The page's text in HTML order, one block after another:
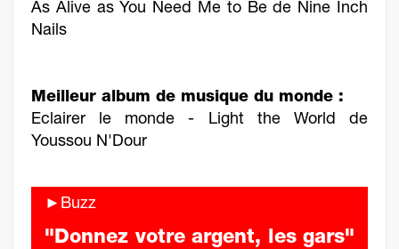
As Alive as You Need Me to Be de Nine Inch
Nails
Meilleur album de musique du monde :
Eclairer le monde - Light the World de
Youssou N'Dour
►Buzz
"Donnez votre argent, les gars"